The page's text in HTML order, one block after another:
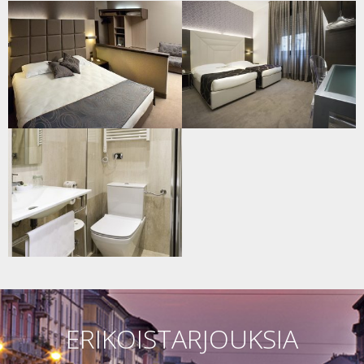
ERIKOISTARJOUKSIA